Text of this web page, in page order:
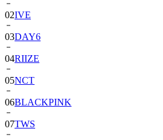
02IVE
03DAY6
04RIIZE
05NCT
06BLACKPINK
07TWS